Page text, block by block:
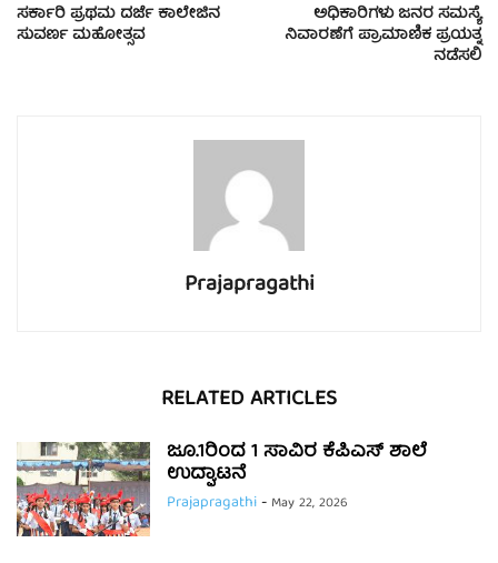
ಸರ್ಕಾರಿ ಪ್ರಥಮ ದರ್ಜೆ ಕಾಲೇಜಿನ
ಸುವರ್ಣ ಮಹೋತ್ಸವ
ಅಧಿಕಾರಿಗಳು ಜನರ ಸಮಸ್ಯೆ
ನಿವಾರಣೆಗೆ ಪ್ರಾಮಾಣಿಕ ಪ್ರಯತ್ನ
ನಡೆಸಲಿ
Prajapragathi
RELATED ARTICLES
ಜೂ.1ರಿಂದ 1 ಸಾವಿರ ಕೆಪಿಎಸ್ ಶಾಲೆ
ಉದ್ಘಾಟನೆ
Prajapragathi- May 22, 2026